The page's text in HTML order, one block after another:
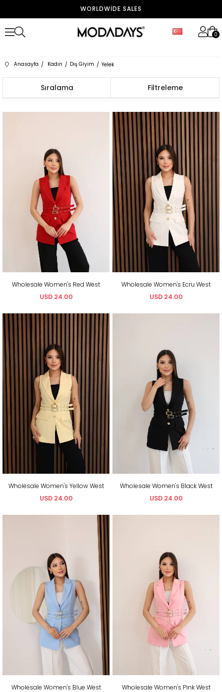
FAST DELIVERY
0
Anasayfa Kadın Dış Giyim Yelek
Filtreleme
Sıralama
Wholesale Women's Red West
USD 24.00
Wholesale Women's Ecru West
USD 24.00
Wholesale Women's Yellow West
USD 24.00
Wholesale Women's Black West
USD 24.00
Wholesale Women's Blue West Wholesale Women's Pink West